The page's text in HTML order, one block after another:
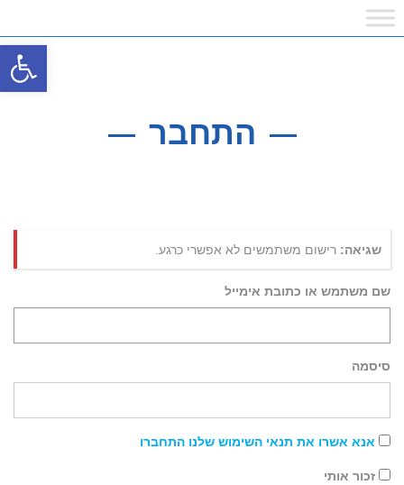
התחבר
שגיאה: רישום משתמשים לא אפשרי כרגע.
שם משתמש או כתובת אימייל
סיסמה
אנא אשרו את תנאי השימוש שלנו התחברו
זכור אותי